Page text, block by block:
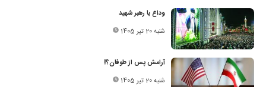
وداع با رهبر شهید
شنبه 20 تیر 1405
آرامش پس از طوفان؟!
شنبه 20 تیر 1405